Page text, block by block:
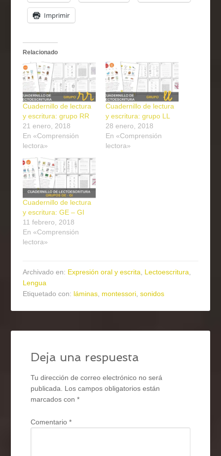
Imprimir
Relacionado
Cuadernillo de lectura
y escritura: grupo RR
21 enero, 2018
En «Comprensión
lectora»
Cuadernillo de lectura
y escritura: grupo LL
28 enero, 2018
En «Comprensión
lectora»
Cuadernillo de lectura
y escritura: GE – GI
11 febrero, 2018
En «Comprensión
lectora»
Archivado en: Expresión oral y escrita Lectoescritura
Lengua
Etiquetado con: láminas montessori ,sonidos
Deja una respuesta
Tu dirección de correo electrónico no será
publicada.
Los campos obligatorios están
marcados con*
Comentario*